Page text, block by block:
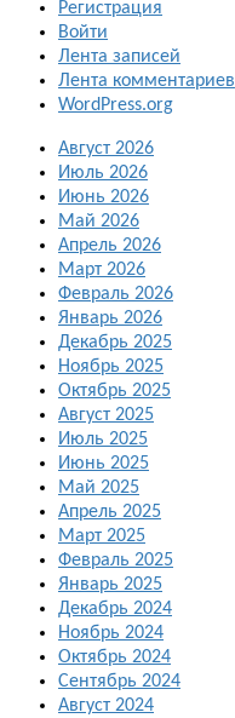
Регистрация
Войти
Лента записей
Лента комментариев
WordPress.org
Август 2026
Июль 2026
Июнь 2026
Май 2026
Апрель 2026
Март 2026
Февраль 2026
Январь 2026
Декабрь 2025
Ноябрь 2025
Октябрь 2025
Август 2025
Июль 2025
Июнь 2025
Май 2025
Апрель 2025
Март 2025
Февраль 2025
Январь 2025
Декабрь 2024
Ноябрь 2024
Октябрь 2024
Сентябрь 2024
Август 2024